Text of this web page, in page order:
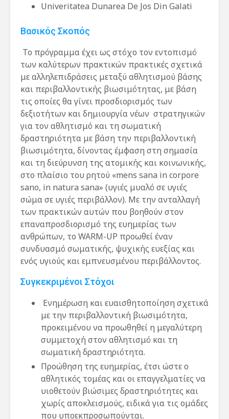
Univeritatea Dunarea De Jos Din Galati
Βασικός Σκοπός
Το πρόγραμμα έχει ως στόχο τον εντοπισμό
των καλύτερων πρακτικών πρακτικές σχετικά
με αλληλεπιδράσεις μεταξύ αθλητισμού βάσης
και περιβαλλοντικής βιωσιμότητας, με βάση
τις οποίες θα γίνει προσδιορισμός των
δεξιοτήτων και δημιουργία νέων στρατηγικών
για τον αθλητισμό και τη σωματική
δραστηριότητα με βάση την περιβαλλοντική
βιωσιμότητα, δίνοντας έμφαση στη σημασία
και τη διεύρυνση της ατομικής και κοινωνικής,
στο πλαίσιο του ρητού «mens sana in corpore
sano, in natura sana» (υγιές μυαλό σε υγιές
σώμα σε υγιές περιβάλλον). Με την ανταλλαγή
των πρακτικών αυτών που βοηθούν στον
επαναπροσδιορισμό της ευημερίας των
ανθρώπων, το WARM-UP προωθεί έναν
συνδυασμό σωματικής, ψυχικής ευεξίας και
ενός υγιούς και εμπνευσμένου περιβάλλοντος.
Συγκεκριμένοι Στόχοι
Ενημέρωση και ευαισθητοποίηση σχετικά
με την περιβαλλοντική βιωσιμότητα,
προκειμένου να προωθηθεί η μεγαλύτερη
συμμετοχή στον αθλητισμό και τη
σωματική δραστηριότητα.
Προώθηση της ευημερίας, έτσι ώστε ο
αθλητικός τομέας και οι επαγγελματίες να
υιοθετούν βιώσιμες δραστηριότητες και
χωρίς αποκλεισμούς, ειδικά για τις ομάδες
που υποεκπροσωπούνται.